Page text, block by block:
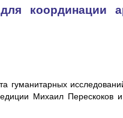
координации
гуманитарных
Михаил Перескоков